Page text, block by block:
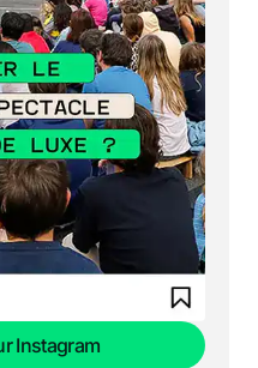
Instagram